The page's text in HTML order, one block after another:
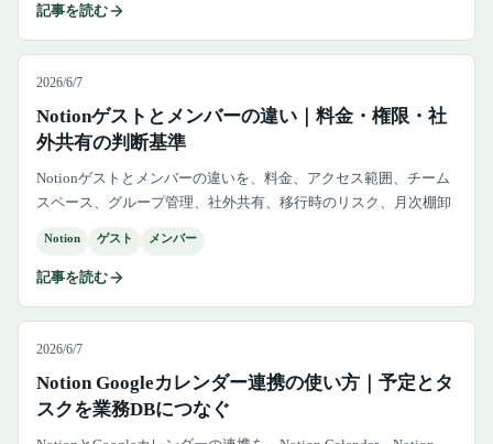
記事を読む
2026/6/7
Notionゲストとメンバーの違い｜料金・権限・社
外共有の判断基準
Notionゲストとメンバーの違いを、料金、アクセス範囲、チーム
スペース、グループ管理、社外共有、移行時のリスク、月次棚卸
Notion ゲスト メンバー
記事を読む
2026/6/7
Notion Googleカレンダー連携の使い方｜予定とタ
スクを業務DBにつなぐ